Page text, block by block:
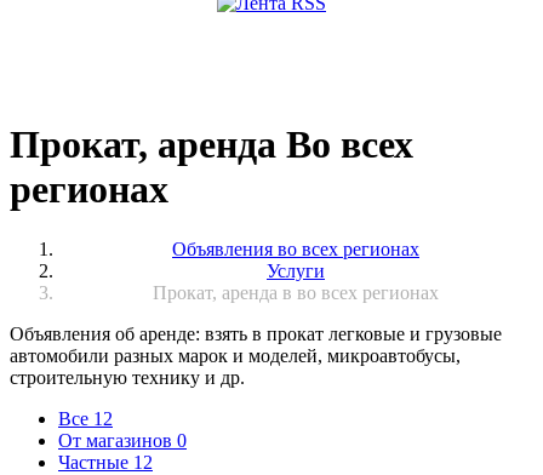
Прокат, аренда Во всех
регионах
Объявления во всех регионах
Услуги
Прокат, аренда в во всех регионах
Объявления об аренде: взять в прокат легковые и грузовые
автомобили разных марок и моделей, микроавтобусы,
строительную технику и др.
Все 12
От магазинов 0
Частные 12